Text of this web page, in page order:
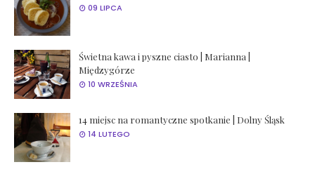
09 LIPCA
Świetna kawa i pyszne ciasto | Marianna |
Międzygórze
10 WRZEŚNIA
14 miejsc na romantyczne spotkanie | Dolny Śląsk
14 LUTEGO